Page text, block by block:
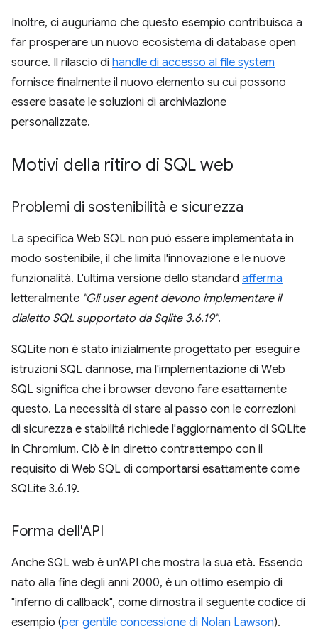
Inoltre, ci auguriamo che questo esempio contribuisca a
far prosperare un nuovo ecosistema di database open
source. Il rilascio di handle di accesso al file system
fornisce finalmente il nuovo elemento su cui possono
essere basate le soluzioni di archiviazione
personalizzate.
Motivi della ritiro di SQL web
Problemi di sostenibilità e sicurezza
La specifica Web SQL non può essere implementata in
modo sostenibile, il che limita l'innovazione e le nuove
funzionalità. L'ultima versione dello standard afferma
letteralmente "Gli user agent devono implementare il
dialetto SQL supportato da Sqlite 3.6.19".
SQLite non è stato inizialmente progettato per eseguire
istruzioni SQL dannose, ma l'implementazione di Web
SQL significa che i browser devono fare esattamente
questo. La necessità di stare al passo con le correzioni
di sicurezza e stabilitá richiede l'aggiornamento di SQLite
in Chromium. Ciò è in diretto contrattempo con il
requisito di Web SQL di comportarsi esattamente come
SQLite 3.6.19.
Forma dell'API
Anche SQL web è un'API che mostra la sua età. Essendo
nato alla fine degli anni 2000, è un ottimo esempio di
"inferno di callback", come dimostra il seguente codice di
esempio (per gentile concessione di Nolan Lawson).